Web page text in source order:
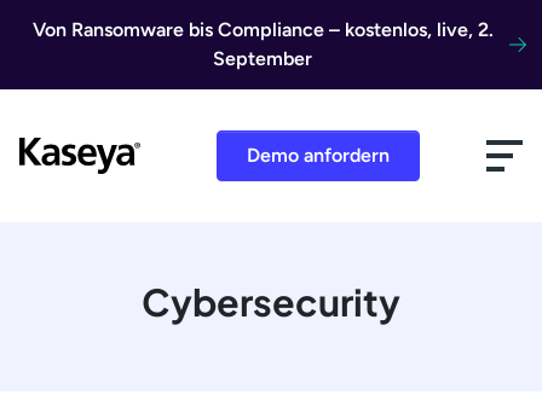
Von Ransomware bis Compliance – kostenlos, live, 2.
September
Demo anfordern
Cybersecurity